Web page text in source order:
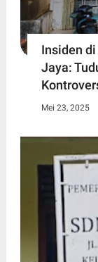
Insiden
Jaya:
Mei 23, 2025